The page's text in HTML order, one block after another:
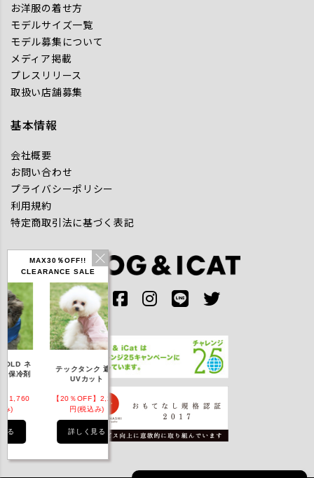
MAX30％OFF!!
CLEARANCE SALE
ネ
冷剤
テックタンク 遮熱
UVカット
【20％OFF】2,200
円(税込み)
詳しく見る
リフレッシングバン
ダナ
円(税込み)
詳しく見る
お洋服の着せ方
モデルサイズ一覧
モデル募集について
メディア掲載
プレスリリース
取扱い店舗募集
基本情報
会社概要
お問い合わせ
プライバシーポリシー
利用規約
特定商取引法に基づく表記